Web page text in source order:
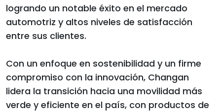
logrando un notable éxito en el mercado
automotriz y altos niveles de satisfacción
entre sus clientes.
Con un enfoque en sostenibilidad y un firme
compromiso con la innovación, Changan
lidera la transición hacia una movilidad más
verde y eficiente en el país, con productos de